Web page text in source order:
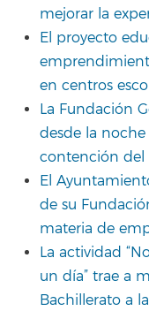
mejorar la
El proyecto
en centros
La Fundación
desde la
contención del
El
de su
materia de
La actividad
un día” trae a
Bachillerato a